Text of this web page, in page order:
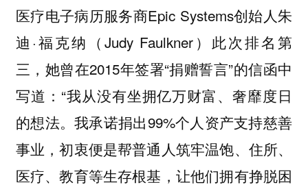
医疗电子病历服务商Epic Systems创始人朱
迪·福克纳（Judy Faulkner）此次排名第
三，她曾在2015年签署“捐赠誓言”的信函中
写道：“我从没有坐拥亿万财富、奢靡度日
的想法。我承诺捐出99%个人资产支持慈善
事业，初衷便是帮普通人筑牢温饱、住所、
医疗、教育等生存根基，让他们拥有挣脱困